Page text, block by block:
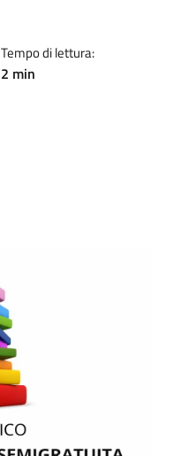
Tempo di lettura:
2 min